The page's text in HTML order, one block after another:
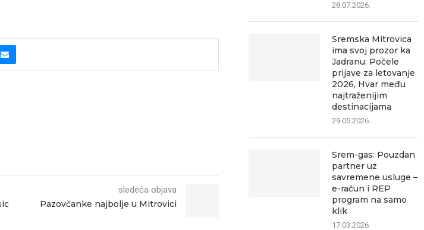
sledeća objava
Pazovčanke najbolje u Mitrovici
28.07.2026.
Sremska Mitrovica
ima svoj prozor ka
Jadranu: Počele
prijave za letovanje
2026, Hvar među
najtraženijim
destinacijama
29.05.2026.
Srem-gas: Pouzdan
partner uz
savremene usluge –
e-račun i REP
program na samo
klik
17.03.2026.